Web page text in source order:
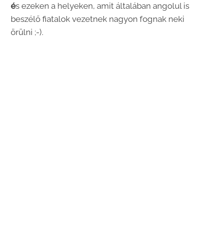
és ezeken a helyeken, amit általában angolul is
beszélő fiatalok vezetnek nagyon fognak neki
örülni ;-).